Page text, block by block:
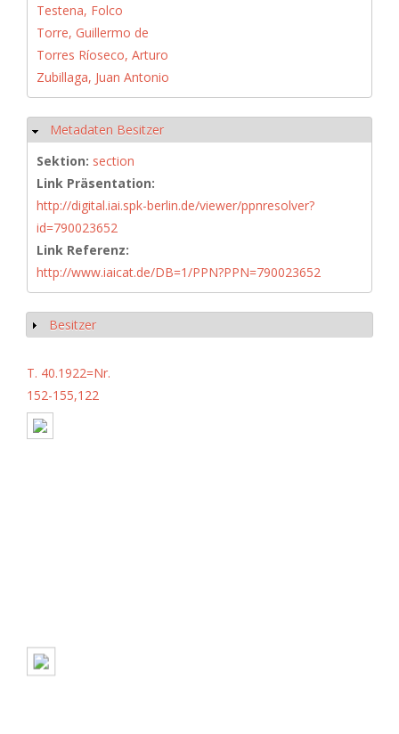
Testena, Folco
Torre, Guillermo de
Torres Ríoseco, Arturo
Zubillaga, Juan Antonio
Hide
Metadaten Besitzer
Sektion: section
Link Präsentation:
http://digital.iai.spk-berlin.de/viewer/ppnresolver?
id=790023652
Link Referenz:
http://www.iaicat.de/DB=1/PPN?PPN=790023652
Show
Besitzer
T. 40.1922=Nr.
152-155,122